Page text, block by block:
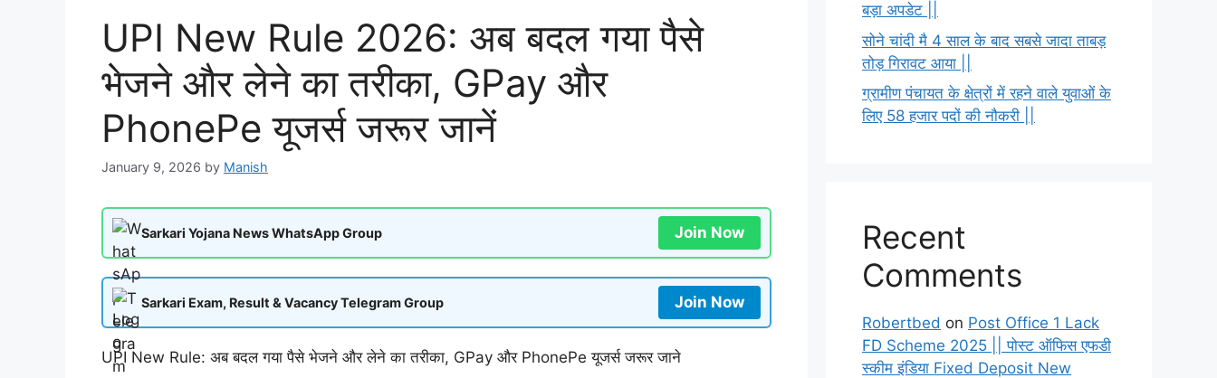
UPI New Rule 2026: अब बदल गया पैसे
भेजने और लेने का तरीका, GPay और
PhonePe यूजर्स जरूर जानें
January 9, 2026 by Manish
Sarkari Yojana News WhatsApp Group Join Now
Sarkari Exam, Result & Vacancy Telegram Group Join Now
UPI New Rule: अब बदल गया पैसे भेजने और लेने का तरीका, GPay और PhonePe यूजर्स जरूर जाने
बड़ा अपडेट ||
सोने चांदी मै 4 साल के बाद सबसे जादा ताबड़
तोड़ गिरावट आया ||
ग्रामीण पंचायत के क्षेत्रों में रहने वाले युवाओं के
लिए 58 हजार पदों की नौकरी ||
Recent
Comments
Robertbed on Post Office 1 Lack
FD Scheme 2025 || पोस्ट ऑफिस एफडी
स्कीम इंडिया Fixed Deposit New